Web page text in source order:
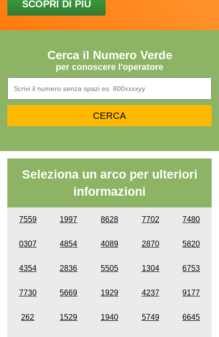
SCOPRI DI PIÙ
Cerca il Numero Verde
per conoscere l'operatore
Seleziona un arco per ulteriori
informazioni
7559 1997 8628 7702 7480
0307 4854 4089 2870 5820
4354 2836 5505 1304 6753
7730 5669 1929 4237 9177
262 1529 1940 5749 6645